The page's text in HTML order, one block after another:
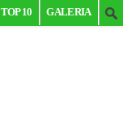
TOP 10 GALERIA